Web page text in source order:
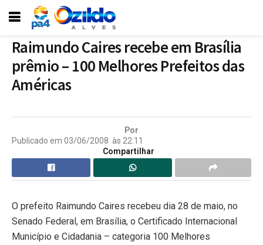
Raimundo Caires recebe em Brasília
prêmio – 100 Melhores Prefeitos das
Américas
Por
Publicado em 03/06/2008 às 22:11
Compartilhar
O prefeito Raimundo Caires recebeu dia 28 de maio, no
Senado Federal, em Brasília, o Certificado Internacional
Município e Cidadania – categoria 100 Melhores